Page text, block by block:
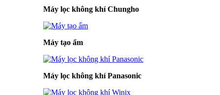
Máy lọc không khí Chungho
Máy tạo ẩm
Máy lọc không khí Panasonic